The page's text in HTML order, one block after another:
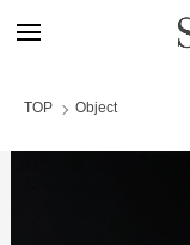
TOP Object